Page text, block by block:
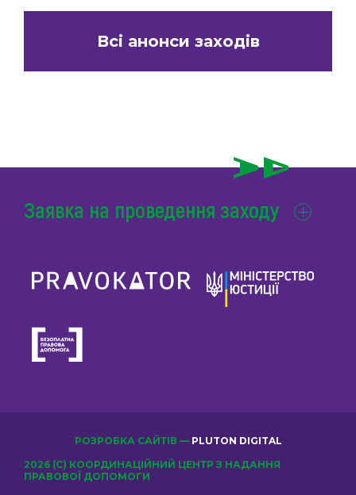
Всі анонси заходів
Заявка на проведення заходу
2026 (С) КООРДИНАЦІЙНИЙ ЦЕНТР З НАДАННЯ
ПРАВОВОЇ ДОПОМОГИ
РОЗРОБКА САЙТІВ — PLUTON DIGITAL